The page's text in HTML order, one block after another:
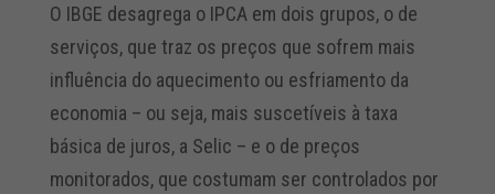
O IBGE desagrega o IPCA em dois grupos, o de
serviços, que traz os preços que sofrem mais
influência do aquecimento ou esfriamento da
economia – ou seja, mais suscetíveis à taxa
básica de juros, a Selic – e o de preços
monitorados, que costumam ser controlados por